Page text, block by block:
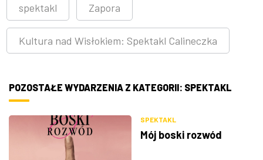
spektakl Zapora
Kultura nad Wisłokiem: Spektakl Calineczka
POZOSTAŁE WYDARZENIA Z KATEGORII: SPEKTAKL
SPEKTAKL
Mój boski rozwód